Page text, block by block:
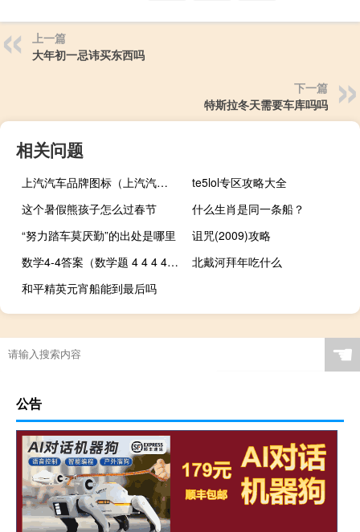
上一篇
大年初一忌讳买东西吗
下一篇
特斯拉冬天需要车库吗吗
相关问题
上汽汽车品牌图标（上汽汽车品牌）
te5lol专区攻略大全
这个暑假熊孩子怎么过春节
什么生肖是同一条船？
“努力踏车莫厌勤”的出处是哪里
诅咒(2009)攻略
数学4-4答案（数学题 4 4 4 4 4 4 4 4 4 4 4 4 4 4 4 多少的简便算式）
北戴河拜年吃什么
和平精英元宵船能到最后吗
☚
公告